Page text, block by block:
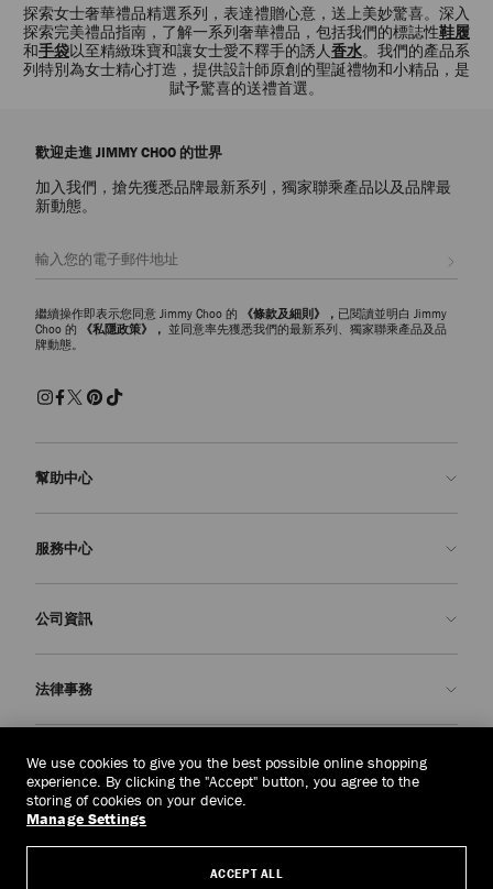
頁
探索女士奢華禮品精選系列，表達禮贈心意，送上美妙驚喜。深入
探索完美禮品指南，了解一系列奢華禮品，包括我們的標誌性鞋履
和手袋以至精緻珠寶和讓女士愛不釋手的誘人香水。我們的產品系
列特別為女士精心打造，提供設計師原創的聖誕禮物和小精品，是
賦予驚喜的送禮首選。
歡迎走進 JIMMY CHOO 的世界
加入我們，搶先獲悉品牌最新系列，獨家聯乘產品以及品牌最
新動態。
繼續操作即表示您同意 Jimmy Choo 的 《條款及細則》， 已閱讀並明白 Jimmy
Choo 的
《私隱政策》， 並同意率先獲悉我們的最新系列、獨家聯乘產品及品
牌動態。
幫助中心
常見問題解答
申請退貨
送貨
服務中心
定制服務
保修服務
公司資訊
我們的歷史
我們的影響與責任
我們的影響
匠心工藝
法律事務
條款與條件
被遺忘權
主體存取請求表
泰國(฿)
We use cookies to give you the best possible online shopping
experience. By clicking the "Accept" button, you agree to the
storing of cookies on your device.
Manage Settings
ACCEPT ALL